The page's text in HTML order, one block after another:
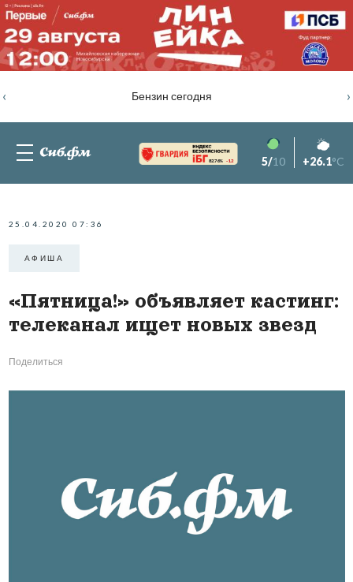
Бензин сегодня
‹ ›
82.76% -1.2 5/10 +26.1°C
25.04.2020 07:36
АФИША
«Пятница!» объявляет кастинг:
телеканал ищет новых звезд
Поделиться